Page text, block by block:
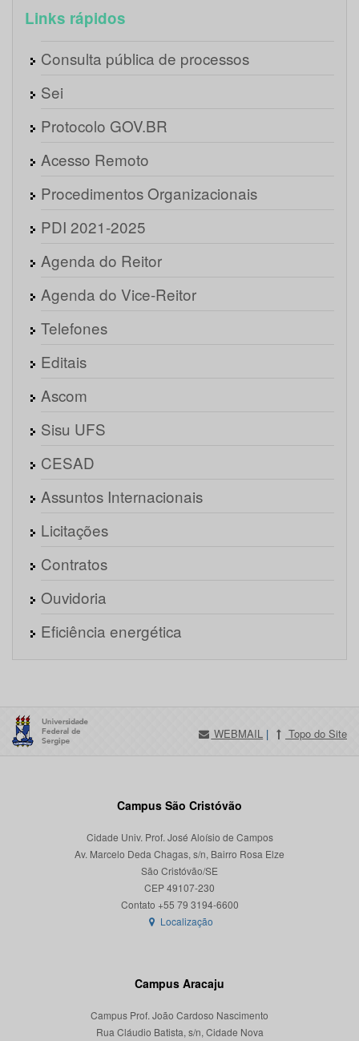
Links rápidos
Consulta pública de processos
Sei
Protocolo GOV.BR
Acesso Remoto
Procedimentos Organizacionais
PDI 2021-2025
Agenda do Reitor
Agenda do Vice-Reitor
Telefones
Editais
Ascom
Sisu UFS
CESAD
Assuntos Internacionais
Licitações
Contratos
Ouvidoria
Eficiência energética
WEBMAIL | Topo do Site
Campus São Cristóvão
Cidade Univ. Prof. José Aloísio de Campos
Av. Marcelo Deda Chagas, s/n, Bairro Rosa Elze
São Cristóvão/SE
CEP 49107-230
Localização
Campus Aracaju
Campus Prof. João Cardoso Nascimento
Rua Cláudio Batista, s/n, Cidade Nova